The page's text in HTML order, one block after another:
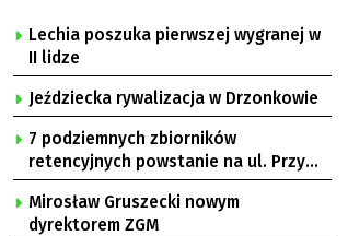
Lechia poszuka pierwszej wygranej w
II lidze
Jeździecka rywalizacja w Drzonkowie
7 podziemnych zbiorników
retencyjnych powstanie na ul. Przy
Gazowni
Mirosław Gruszecki nowym
dyrektorem ZGM